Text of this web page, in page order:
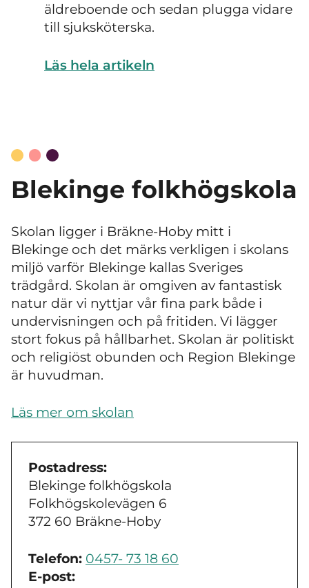
äldreboende och sedan plugga vidare
till sjuksköterska.
Läs hela artikeln
Blekinge folkhögskola
Skolan ligger i Bräkne-Hoby mitt i
Blekinge och det märks verkligen i skolans
miljö varför Blekinge kallas Sveriges
trädgård. Skolan är omgiven av fantastisk
natur där vi nyttjar vår fina park både i
undervisningen och på fritiden. Vi lägger
stort fokus på hållbarhet. Skolan är politiskt
och religiöst obunden och Region Blekinge
är huvudman.
Läs mer om skolan
Postadress:
Blekinge folkhögskola
Folkhögskolevägen 6
372 60 Bräkne-Hoby
Telefon: 0457- 73 18 60
E-post: